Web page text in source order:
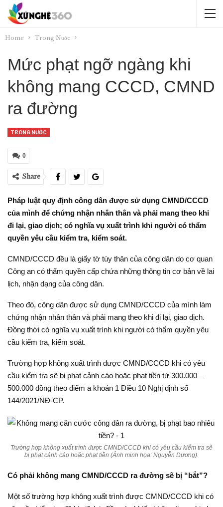
Home Trong Nước
Mức phạt ngỡ ngàng khi
không mang CCCD, CMND
ra đường
TRONG NƯỚC
0
Share
Pháp luật quy định công dân được sử dụng CMND/CCCD
của mình để chứng nhận nhân thân và phải mang theo khi
đi lại, giao dịch; có nghĩa vụ xuất trình khi người có thẩm
quyền yêu cầu kiểm tra, kiểm soát.
CMND/CCCD đều là giấy tờ tùy thân của công dân do cơ quan
Công an có thẩm quyền cấp chứa những thông tin cơ bản về lai
lịch, nhận dạng của công dân.
Theo đó, công dân được sử dụng CMND/CCCD của mình làm
chứng nhận nhân thân và phải mang theo khi đi lại, giao dịch.
Đồng thời có nghĩa vụ xuất trình khi người có thẩm quyền yêu
cầu kiểm tra, kiểm soát.
Trường hợp không xuất trình được CMND/CCCD khi có yêu
cầu kiểm tra sẽ bị phạt cảnh cáo hoặc phạt tiền từ 300.000 –
500.000 đồng theo điểm a khoản 1 Điều 10 Nghị định số
144/2021/NĐ-CP.
Trường hợp không xuất trình được CMND/CCCD khi có yêu cầu kiểm tra sẽ
bị phạt cảnh cáo hoặc phạt tiền (Ảnh minh họa: Nguyễn Dương).
Có phải không mang CMND/CCCD ra đường sẽ bị “bắt”?
Một số trường hợp không xuất trình được CMND/CCCD khi có